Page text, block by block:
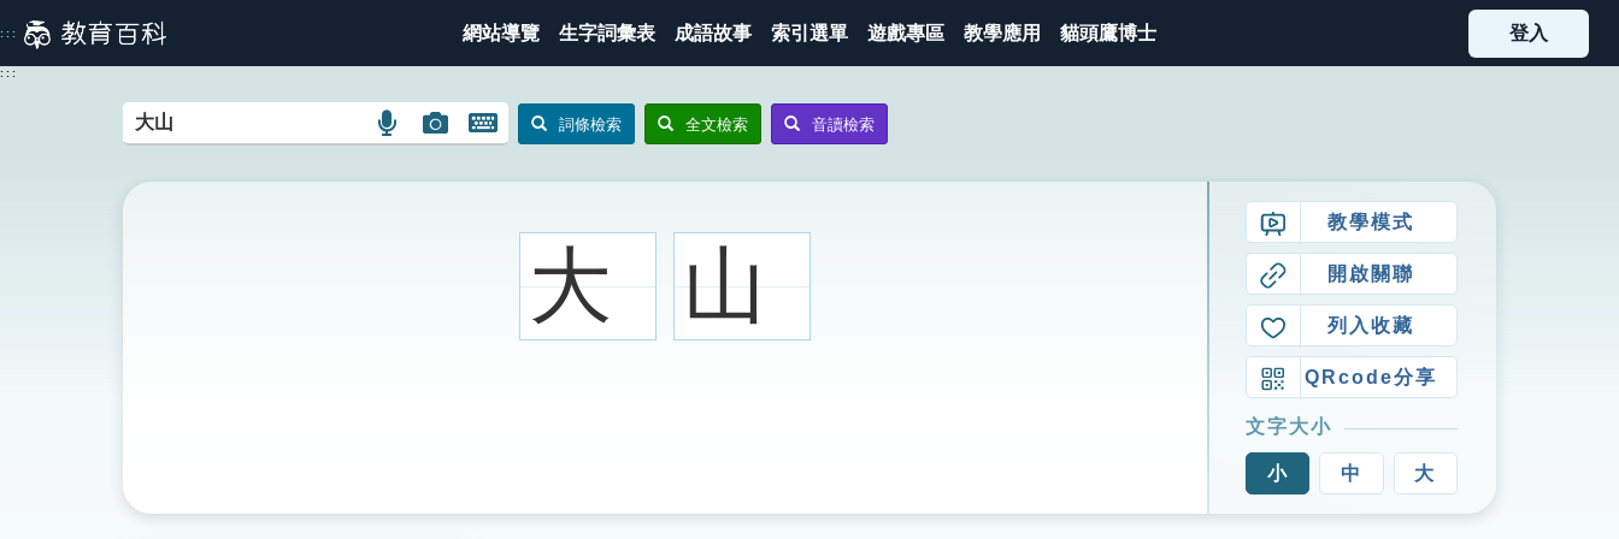
到
主
::: 網站導覽 生字詞彙表 成語故事 索引選單 遊戲專區 教學應用 貓頭鷹博士 登入
:::
語
搜
圖
搜
開
鍵
詞條檢索 全文檢索 音讀檢索
大 山
教學模式
開啟關聯
列入收藏
QRcode分享
文字大小
小 中 大